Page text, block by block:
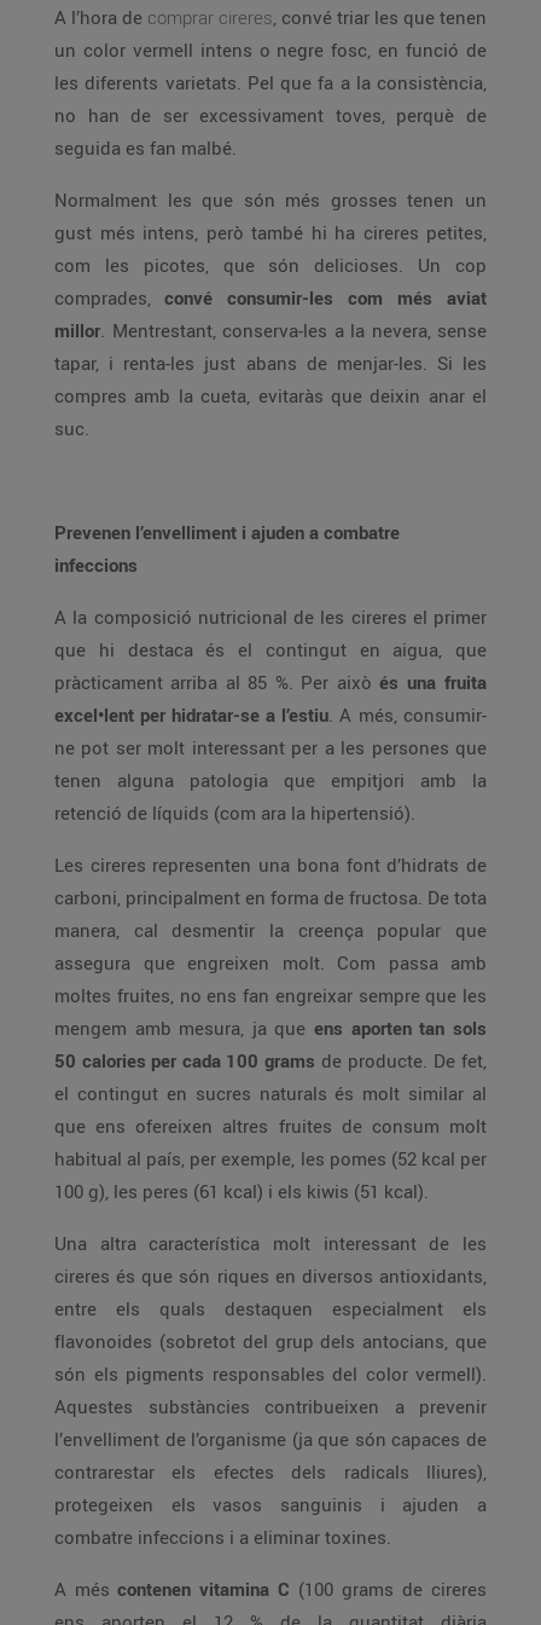
A l’hora de comprar cireres, convé triar les que tenen
un color vermell intens o negre fosc, en funció de
les diferents varietats. Pel que fa a la consistència,
no han de ser excessivament toves, perquè de
seguida es fan malbé.
Normalment les que són més grosses tenen un
gust més intens, però també hi ha cireres petites,
com les picotes, que són delicioses. Un cop
comprades, convé consumir-les com més aviat
millor. Mentrestant, conserva-les a la nevera, sense
tapar, i renta-les just abans de menjar-les. Si les
compres amb la cueta, evitaràs que deixin anar el
suc.
Prevenen l’envelliment i ajuden a combatre
infeccions
A la composició nutricional de les cireres el primer
que hi destaca és el contingut en aigua, que
pràcticament arriba al 85 %. Per això és una fruita
excel•lent per hidratar-se a l’estiu. A més, consumir-
ne pot ser molt interessant per a les persones que
tenen alguna patologia que empitjori amb la
retenció de líquids (com ara la hipertensió).
Les cireres representen una bona font d’hidrats de
carboni, principalment en forma de fructosa. De tota
manera, cal desmentir la creença popular que
assegura que engreixen molt. Com passa amb
moltes fruites, no ens fan engreixar sempre que les
mengem amb mesura, ja que ens aporten tan sols
50 calories per cada 100 grams de producte. De fet,
el contingut en sucres naturals és molt similar al
que ens ofereixen altres fruites de consum molt
habitual al país, per exemple, les pomes (52 kcal per
100 g), les peres (61 kcal) i els kiwis (51 kcal).
Una altra característica molt interessant de les
cireres és que són riques en diversos antioxidants,
entre els quals destaquen especialment els
flavonoides (sobretot del grup dels antocians, que
són els pigments responsables del color vermell).
Aquestes substàncies contribueixen a prevenir
l’envelliment de l’organisme (ja que són capaces de
contrarestar els efectes dels radicals lliures),
protegeixen els vasos sanguinis i ajuden a
combatre infeccions i a eliminar toxines.
A més contenen vitamina C (100 grams de cireres